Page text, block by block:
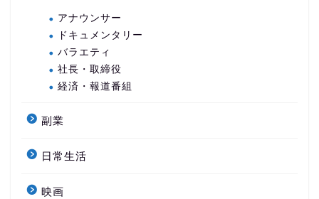
アナウンサー
ドキュメンタリー
バラエティ
社長・取締役
経済・報道番組
副業
日常生活
映画